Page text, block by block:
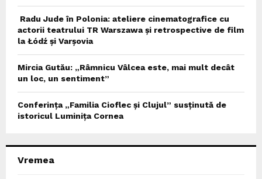
Radu Jude în Polonia: ateliere cinematografice cu
actorii teatrului TR Warszawa și retrospective de film
la Łódź și Varșovia
Mircia Gutău: „Râmnicu Vâlcea este, mai mult decât
un loc, un sentiment”
Conferința „Familia Cioflec și Clujul” susținută de
istoricul Luminița Cornea
Vremea